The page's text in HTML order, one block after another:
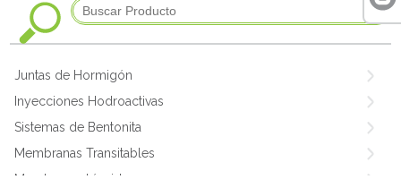
Juntas de Hormigón
Inyecciones Hodroactivas
Sistemas de Bentonita
Membranas Transitables
Membranas Líquidas